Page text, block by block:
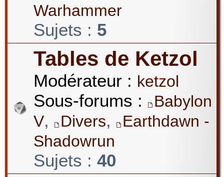
Warhammer
Sujets : 5
Tables de Ketzol
Modérateur : ketzol
Sous-forums :
Babylon
V, Divers,
Earthdawn -
Shadowrun
Sujets : 40